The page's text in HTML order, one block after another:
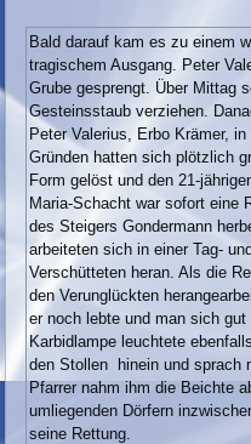
Bald darauf kam es zu einem
tragischem Ausgang. Peter
Grube gesprengt. Über Mittag
Gesteinsstaub verziehen.
Peter Valerius, Erbo Krämer,
Gründen hatten sich plötzlich
Form gelöst und den 21-
Maria-Schacht war sofort eine
des Steigers Gondermann
arbeiteten sich in einer Tag-
Verschütteten heran. Als die
den Verunglückten
er noch lebte und man sich
Karbidlampe leuchtete
den Stollen hinein und sprach
Pfarrer nahm ihm die Beichte
umliegenden Dörfern
seine Rettung.